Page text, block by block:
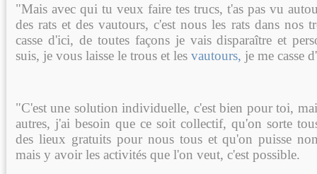
"Mais avec qui tu veux faire tes trucs, t'as pas vu
des rats et des vautours, c'est nous les rats dans nos
casse d'ici, de toutes façons je vais disparaître et
suis, je vous laisse le trous et les vautours, je me casse
"C'est une solution individuelle, c'est bien pour toi,
autres, j'ai besoin que ce soit collectif, qu'on sorte
des lieux gratuits pour nous tous et qu'on puisse
mais y avoir les activités que l'on veut, c'est possible.